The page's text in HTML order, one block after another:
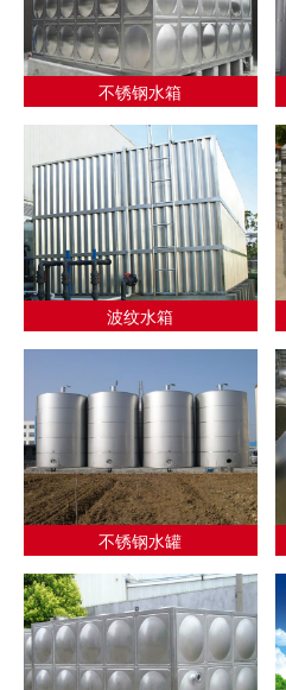
不锈钢水箱
波纹水箱
不锈钢水罐